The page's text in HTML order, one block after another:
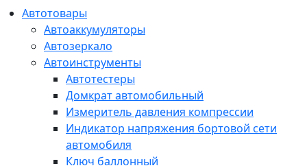
Автотовары
Автоаккумуляторы
Автозеркало
Автоинструменты
Автотестеры
Домкрат автомобильный
Измеритель давления компрессии
Индикатор напряжения бортовой сети
автомобиля
Ключ баллонный